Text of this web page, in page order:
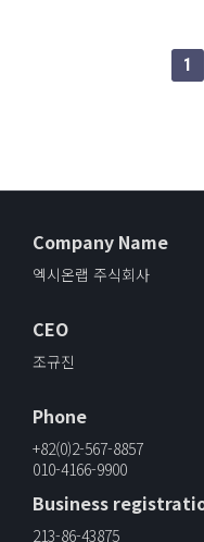
1
Company Name
엑시온랩 주식회사
CEO
조규진
Phone
+82(0)2-567-8857
010-4166-9900
Business
213-86-43875